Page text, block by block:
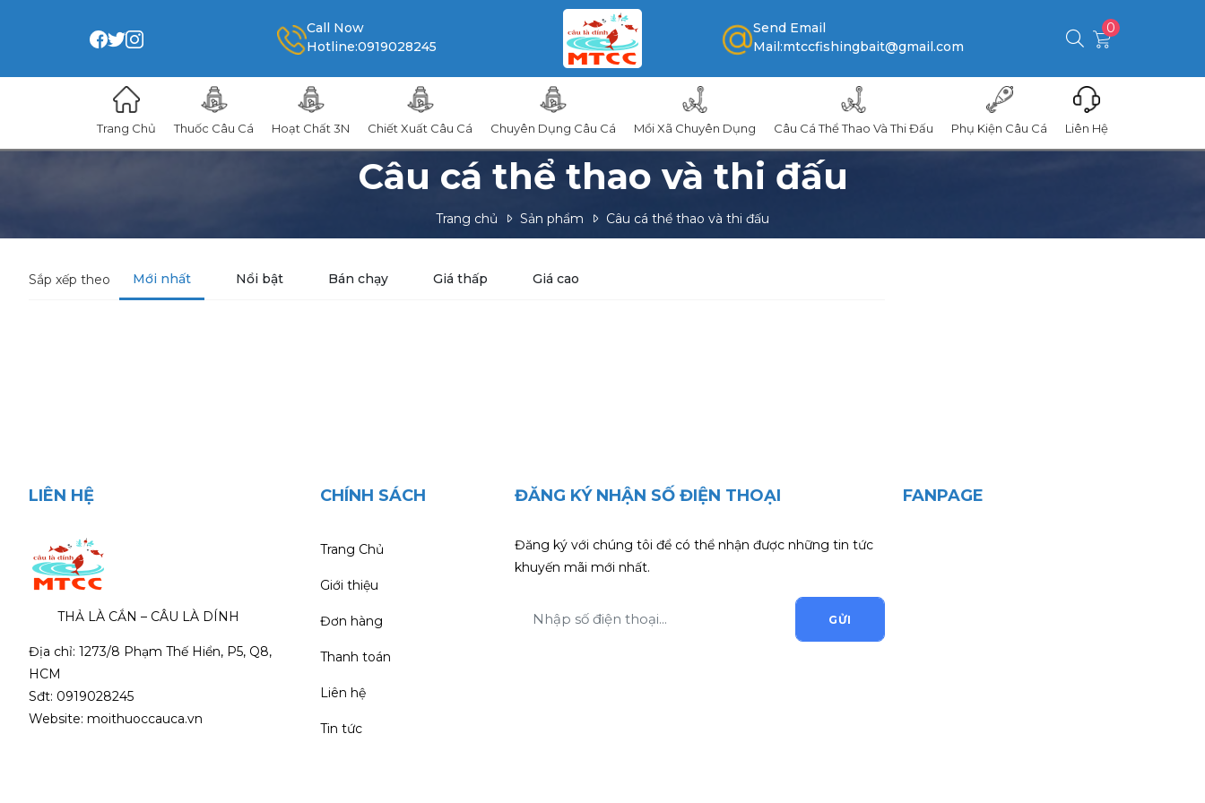
Call Now
Hotline:0919028245
Send Email
Mail:mtccfishingbait@gmail.com
0
Trang Chủ Thuốc Câu Cá Hoạt Chất 3N Chiết Xuất Câu Cá Chuyên Dụng Câu Cá Mồi Xã Chuyên Dụng Câu Cá Thể Thao Và Thi Đấu Phụ Kiện Câu Cá Liên Hệ
Câu cá thể thao và thi đấu
Trang chủ Sản phẩm Câu cá thể thao và thi đấu
Sắp xếp theo Mới nhất Nổi bật Bán chạy Giá thấp Giá cao
LIÊN HỆ
THẢ LÀ CẮN – CÂU LÀ DÍNH
Địa chỉ: 1273/8 Phạm Thế Hiển, P5, Q8,
HCM
Sđt: 0919028245
Website: moithuoccauca.vn
CHÍNH SÁCH
Trang Chủ
Giới thiệu
Đơn hàng
Thanh toán
Liên hệ
Tin tức
ĐĂNG KÝ NHẬN SỐ ĐIỆN THOẠI
Đăng ký với chúng tôi để có thể nhận được những tin tức
khuyến mãi mới nhất.
GỬI
FANPAGE